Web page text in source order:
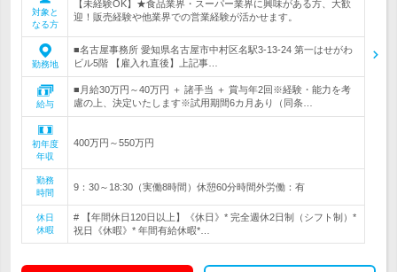
対象と
なる方
【未経験OK】★食品業界・スーパー業界に興味がある方、大歓
迎！販売経験や他業界での営業経験が活かせます。
勤務地
■名古屋事務所 愛知県名古屋市中村区名駅3-13-24 第一はせがわ
ビル5階 【雇入れ直後】上記事…
給与
■月給30万円～40万円 ＋ 諸手当 ＋ 賞与年2回※経験・能力を考
慮の上、決定いたします※試用期間6カ月あり（同条…
初年度
年収
400万円～550万円
勤務
時間
9：30～18:30（実働8時間）休憩60分時間外労働：有
休日
休暇
# 【年間休日120日以上】《休日》* 完全週休2日制（シフト制）*
祝日《休暇》* 年間有給休暇*…